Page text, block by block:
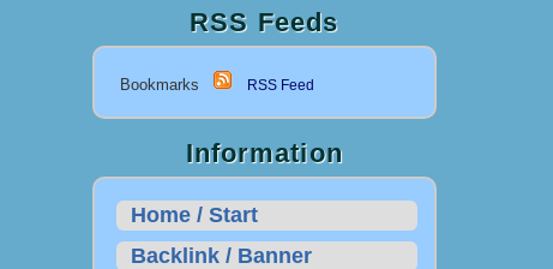
RSS Feeds
Bookmarks RSS Feed
Information
Home / Start
Backlink / Banner